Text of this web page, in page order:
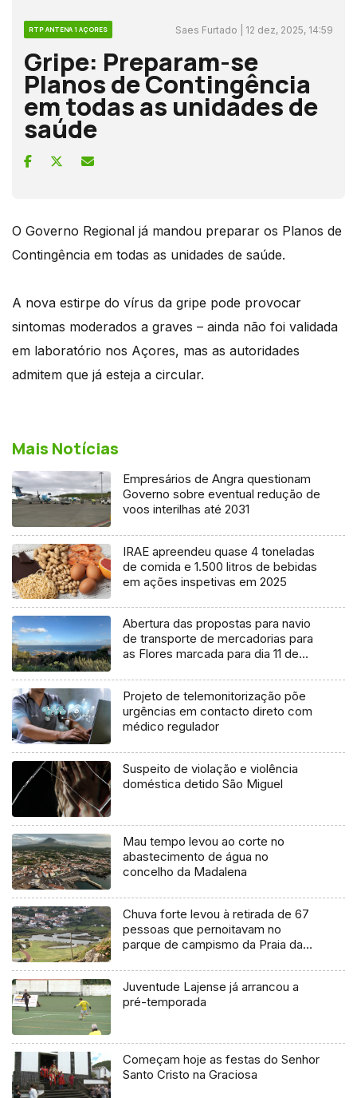
RTP ANTENA 1 AÇORES Saes Furtado | 12 dez, 2025, 14:59
Gripe: Preparam-se
Planos de Contingência
em todas as unidades de
saúde
O Governo Regional já mandou preparar os Planos de
Contingência em todas as unidades de saúde.
A nova estirpe do vírus da gripe pode provocar
sintomas moderados a graves – ainda não foi validada
em laboratório nos Açores, mas as autoridades
admitem que já esteja a circular.
Mais Notícias
Empresários de Angra questionam
Governo sobre eventual redução de
voos interilhas até 2031
IRAE apreendeu quase 4 toneladas
de comida e 1.500 litros de bebidas
em ações inspetivas em 2025
Abertura das propostas para navio
de transporte de mercadorias para
as Flores marcada para dia 11 de
Projeto de telemonitorização põe
urgências em contacto direto com
médico regulador
Suspeito de violação e violência
doméstica detido São Miguel
Mau tempo levou ao corte no
abastecimento de água no
concelho da Madalena
Chuva forte levou à retirada de 67
pessoas que pernoitavam no
parque de campismo da Praia da
Juventude Lajense já arrancou a
pré-temporada
Começam hoje as festas do Senhor
Santo Cristo na Graciosa